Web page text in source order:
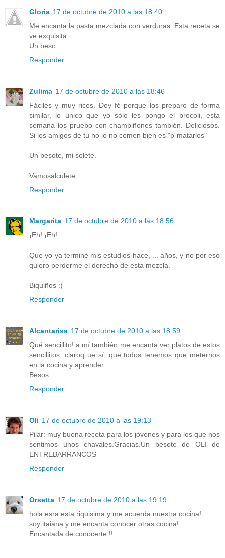
Gloria 17 de octubre de 2010 a las 18:40
Me encanta la pasta mezclada con verduras. Esta receta se
ve exquisita.
Un beso.
Responder
Zulima 17 de octubre de 2010 a las 18:46
Fáciles y muy ricos. Doy fé porque los preparo de forma
similar, lo único que yo sólo les pongo el brocoli, esta
semana los pruebo con champiñones también. Deliciosos.
Si los amigos de tu ho jo no comen bien es "p´matarlos"
Un besote, mi solete.
Vamosalculete.
Responder
Margarita 17 de octubre de 2010 a las 18:56
¡Eh! ¡Eh!
Que yo ya terminé mis estudios hace, ... años, y no por eso
quiero perderme el derecho de esta mezcla.
Biquiños :)
Responder
Alcantarisa 17 de octubre de 2010 a las 18:59
Qué sencillito! a mí también me encanta ver platos de estos
sencillitos, claroq ue sí, que todos tenemos que meternos
en la cocina y aprender.
Besos.
Responder
Oli 17 de octubre de 2010 a las 19:13
Pilar: muy buena receta para los jóvenes y para los que nos
sentimos unos chavales.Gracias.Un besote de OLI de
ENTREBARRANCOS
Responder
Orsetta 17 de octubre de 2010 a las 19:19
hola esra esta riquisima y me acuerda nuestra cocina!
soy itaiana y me encanta conocer otras cocina!
Encantada de conocerte !!